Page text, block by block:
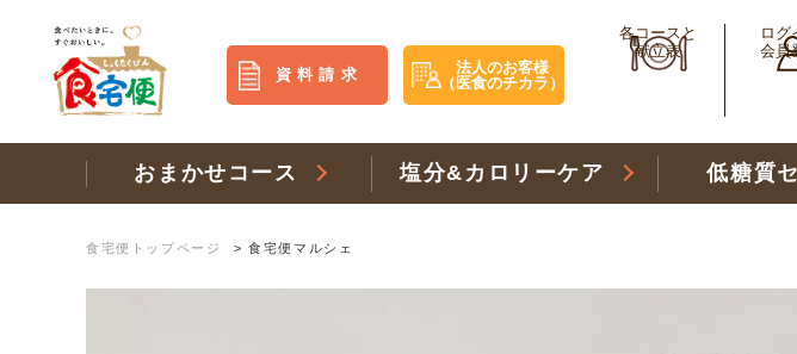
資料請求
法人のお客様
（医食のチカラ）
各コースと
献立表
ログ
会員
おまかせコース 塩分&カロリーケア 低糖質
食宅便トップページ >食宅便マルシェ